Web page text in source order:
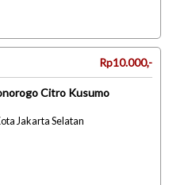
Rp10.000,-
Citro Kusumo
Jakarta Selatan